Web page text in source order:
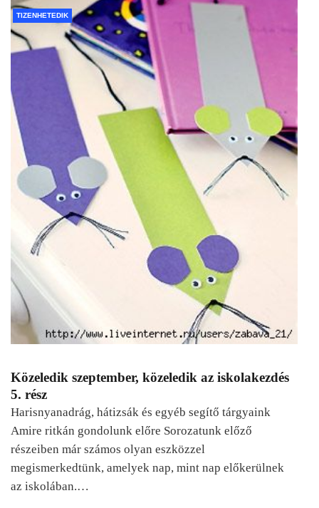
TIZENHETEDIK
Közeledik szeptember, közeledik az iskolakezdés
5. rész
Harisnyanadrág, hátizsák és egyéb segítő tárgyaink
Amire ritkán gondolunk előre Sorozatunk előző
részeiben már számos olyan eszközzel
megismerkedtünk, amelyek nap, mint nap előkerülnek
az iskolában.…